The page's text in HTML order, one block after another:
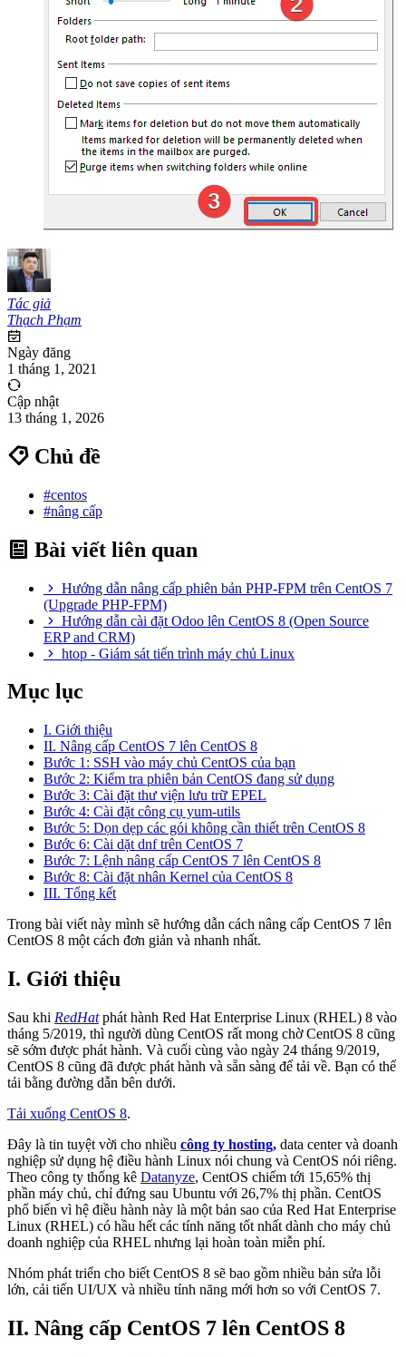
Tác giả
Thạch Phạm
Ngày đăng
1 tháng 1, 2021
Cập nhật
13 tháng 1, 2026
Chủ đề
#centos
#nâng cấp
Bài viết liên quan
Hướng dẫn nâng cấp phiên bản PHP-FPM trên CentOS 7
(Upgrade PHP-FPM)
Hướng dẫn cài đặt Odoo lên CentOS 8 (Open Source
ERP and CRM)
htop - Giám sát tiến trình máy chủ Linux
Mục lục
I. Giới thiệu
II. Nâng cấp CentOS 7 lên CentOS 8
Bước 1: SSH vào máy chủ CentOS của bạn
Bước 2: Kiểm tra phiên bản CentOS đang sử dụng
Bước 3: Cài đặt thư viện lưu trữ EPEL
Bước 4: Cài đặt công cụ yum-utils
Bước 5: Dọn dẹp các gói không cần thiết trên CentOS 8
Bước 6: Cài dặt dnf trên CentOS 7
Bước 7: Lệnh nâng cấp CentOS 7 lên CentOS 8
Bước 8: Cài đặt nhân Kernel của CentOS 8
III. Tổng kết
Trong bài viết này mình sẽ hướng dẫn cách nâng cấp CentOS 7 lên
CentOS 8 một cách đơn giản và nhanh nhất.
I. Giới thiệu
Sau khi RedHatphát hành Red Hat Enterprise Linux (RHEL) 8 vào
tháng 5/2019, thì người dùng CentOS rất mong chờ CentOS 8 cũng
sẽ sớm được phát hành. Và cuối cùng vào ngày 24 tháng 9/2019,
CentOS 8 cũng đã được phát hành và sẵn sàng để tải về. Bạn có thể
tải bằng đường dẫn bên dưới.
Tải xuống CentOS 8.
Đây là tin tuyệt vời cho nhiều công ty hosting, data center và doanh
nghiệp sử dụng hệ điều hành Linux nói chung và CentOS nói riêng.
Theo công ty thống kê Datanyze, CentOS chiếm tới 15,65% thị
phần máy chủ, chỉ đứng sau Ubuntu với 26,7% thị phần. CentOS
phổ biến vì hệ điều hành này là một bản sao của Red Hat Enterprise
Linux (RHEL) có hầu hết các tính năng tốt nhất dành cho máy chủ
doanh nghiệp của RHEL nhưng lại hoàn toàn miễn phí.
Nhóm phát triển cho biết CentOS 8 sẽ bao gồm nhiều bản sửa lỗi
lớn, cải tiến UI/UX và nhiều tính năng mới hơn so với CentOS 7.
II. Nâng cấp CentOS 7 lên CentOS 8